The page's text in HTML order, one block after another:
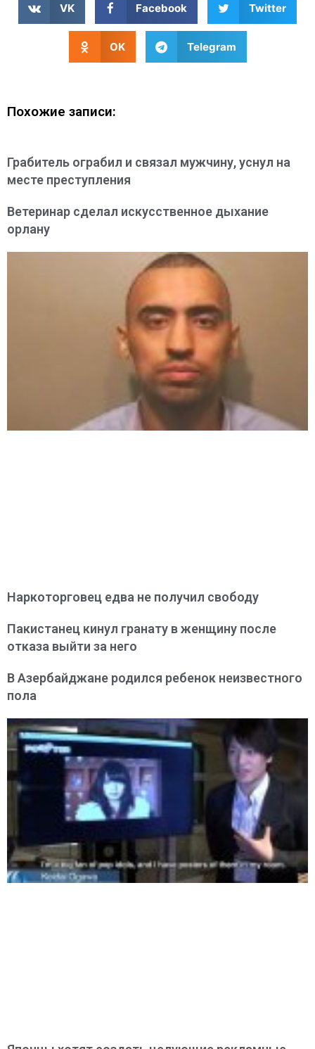
VK Facebook Twitter
OK Telegram
Похожие записи:
Грабитель ограбил и связал мужчину, уснул на
месте преступления
Ветеринар сделал искусственное дыхание
орлану
Наркоторговец едва не получил свободу
Пакистанец кинул гранату в женщину после
отказа выйти за него
В Азербайджане родился ребенок неизвестного
пола